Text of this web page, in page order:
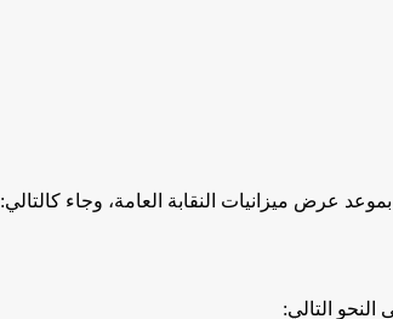
عرض ميزانيات النقابة العامة، وجاء كالتالي: